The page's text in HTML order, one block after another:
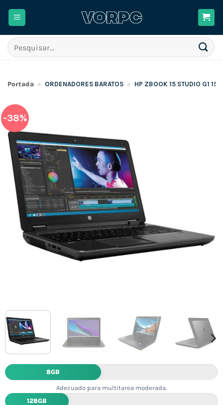
Pesquisar
por:
Portada » ORDENADORES BARATOS » HP ZBOOK 15 STUDIO G1
-38%
8GB
Adecuado para multitarea moderada.
128GB